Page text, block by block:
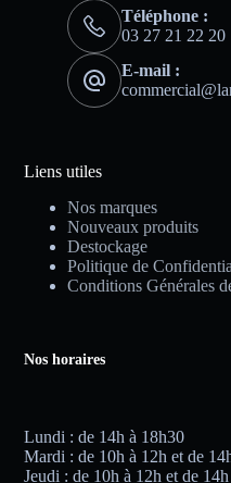
Téléphone :
03 27 21 22 20
E-mail :
Liens utiles
Nos marques
Nouveaux produits
Destockage
Politique de
Conditions Générales
Nos horaires
Lundi : de 14h à 18h30
Mardi : de 10h à 12h et de
Jeudi : de 10h à 12h et de